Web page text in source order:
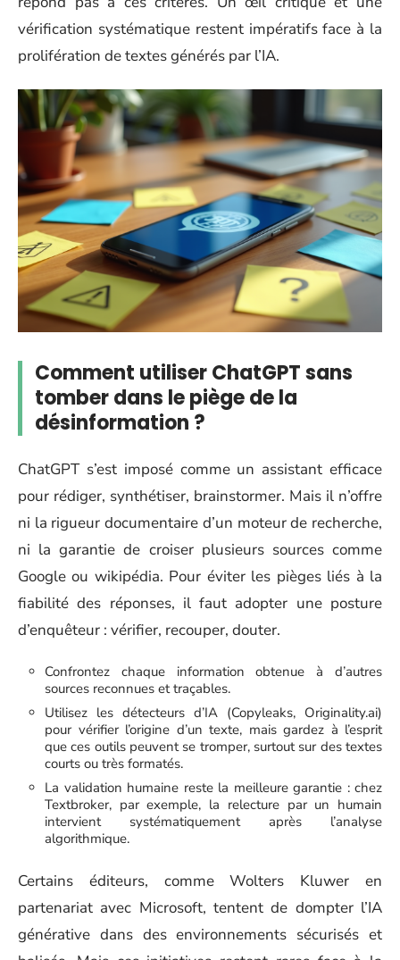
vérification systématique restent impératifs face à la
prolifération de textes générés par l’IA.
Comment utiliser ChatGPT sans
tomber dans le piège de la
désinformation ?
ChatGPT s’est imposé comme un assistant efficace
pour rédiger, synthétiser, brainstormer. Mais il n’offre
ni la rigueur documentaire d’un moteur de recherche,
ni la garantie de croiser plusieurs sources comme
Google ou wikipédia. Pour éviter les pièges liés à la
fiabilité des réponses, il faut adopter une posture
d’enquêteur : vérifier, recouper, douter.
Confrontez chaque information obtenue à d’autres
sources reconnues et traçables.
Utilisez les détecteurs d’IA (Copyleaks, Originality.ai)
pour vérifier l’origine d’un texte, mais gardez à l’esprit
que ces outils peuvent se tromper, surtout sur des textes
courts ou très formatés.
La validation humaine reste la meilleure garantie : chez
Textbroker, par exemple, la relecture par un humain
intervient systématiquement après l’analyse
algorithmique.
Certains éditeurs, comme Wolters Kluwer en
partenariat avec Microsoft, tentent de dompter l’IA
générative dans des environnements sécurisés et